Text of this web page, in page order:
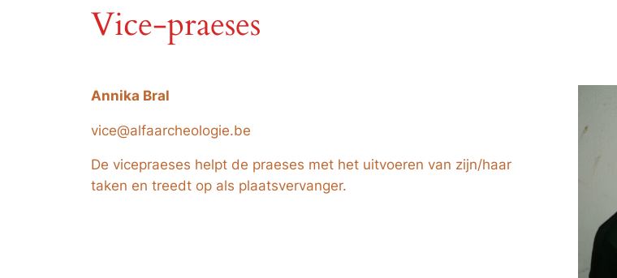
Vice-praeses
Annika Bral
vice@alfaarcheologie.be
De vicepraeses helpt de praeses met het uitvoeren van zijn/haar
taken en treedt op als plaatsvervanger.